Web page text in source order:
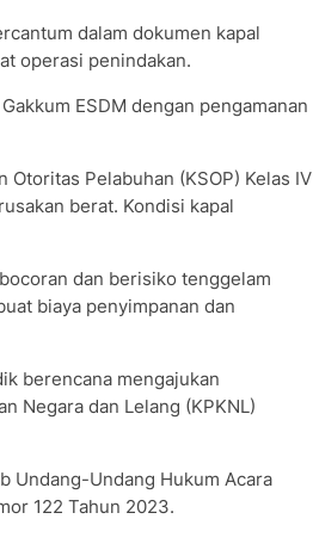
dalam dokumen kapal
operasi penindakan.
ESDM dengan pengamanan
Pelabuhan (KSOP) Kelas IV
berat. Kondisi kapal
dan berisiko tenggelam
biaya penyimpanan dan
berencana mengajukan
Negara dan Lelang (KPKNL)
Undang-Undang Hukum Acara
122 Tahun 2023.